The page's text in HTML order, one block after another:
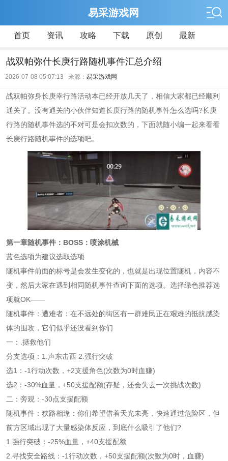
易采游戏网
首页 资讯 攻略 下载 原创 最新
战双帕弥什长庚行路随机事件汇总介绍
2026-07-08 05:07:13 来源： 易采游戏网
战双帕弥身长庚幸行路活动本已经开放几天了，相信大家都已经顺利
通关了。没有通关的小伙伴知道长庚行路的随机事件怎么选吗?长庚
行路的随机事件选的不对可是会扣次数的，下面就随小编一起来看看
长庚行路随机事件的选项吧。
第一章随机事件：BOSS：喷涂机械
蓝色选项为建议选取选项
随机事件前面的标号是会发生变化的，也就是出现位置随机，内容不
变，然后大家在遇到相同随机事件查询下面的选项。选择绿色推荐选
项就OK——
随机事件：遭难者：在不远处的街区有一群难民正在艰难的抵抗感染
体的围攻，它们似乎还没看到你们
一：.拯救他们
分支选项：1.声东击西 2.强行突破
选1：-1行动次数，+2支援角色(次数为0时血赚)
选2：-30%血量，+50支援配额(存疑，还会失去一次挑战次数)
二：旁观：-30点支援配额
随机事件：狭路相逢：你们希望借着天光未亮，快速通过危险区，但
前方区域出现了大量感染体反应，到底什么吸引了他们?
1.强行突破：-25%血量，+40支援配额
2.寻找安全路线：-1行动次数，+50支援配额(次数为0时，血赚)